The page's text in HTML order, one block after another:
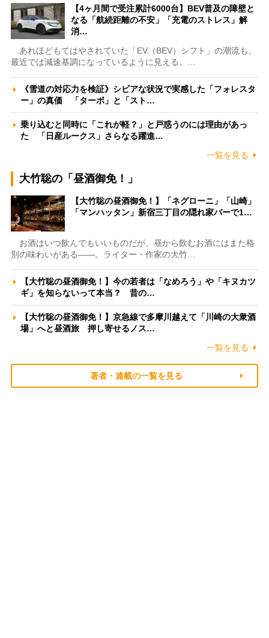
【4ヶ月間で受注累計6000台】BEV普及の障壁と
なる「航続距離の不安」「充電のストレス」解
消…
あれほどもてはやされていた「EV（BEV）シフト」の潮流も、
最近では減速基調になっているように見える。…
《雪道の対応力を検証》シビアな状況で実感した「フォレスタ
ー」の真価 「ターボ」と「スト…
乗り込むと同時に「これが軽？」と戸惑うのには理由があっ
た 「日産ルークス」さらなる躍進…
一覧を見る
大竹聡の「昼酒御免！」
【大竹聡の昼酒御免！】「ネグローニ」「山崎」
「マンハッタン」新宿三丁目の隠れ家バーで1…
お酒はいつ飲んでもいいものだが、昼から飲むお酒にはまた格
別の味わいがある――。ライター・作家の大竹…
【大竹聡の昼酒御免！】今の若者は「なめろう」や「キヌカツ
ギ」を知らないって本当？ 昔の…
【大竹聡の昼酒御免！】京急線で多摩川越えて「川崎の大衆酒
場」へと昼酒旅 押し寄せるノス…
一覧を見る
著者・連載の一覧を見る